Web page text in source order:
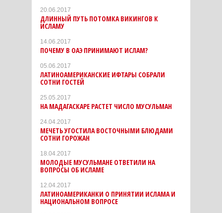
20.06.2017
ДЛИННЫЙ ПУТЬ ПОТОМКА ВИКИНГОВ К
ИСЛАМУ
14.06.2017
ПОЧЕМУ В ОАЭ ПРИНИМАЮТ ИСЛАМ?
05.06.2017
ЛАТИНОАМЕРИКАНСКИЕ ИФТАРЫ СОБРАЛИ
СОТНИ ГОСТЕЙ
25.05.2017
НА МАДАГАСКАРЕ РАСТЕТ ЧИСЛО МУСУЛЬМАН
24.04.2017
МЕЧЕТЬ УГОСТИЛА ВОСТОЧНЫМИ БЛЮДАМИ
СОТНИ ГОРОЖАН
18.04.2017
МОЛОДЫЕ МУСУЛЬМАНЕ ОТВЕТИЛИ НА
ВОПРОСЫ ОБ ИСЛАМЕ
12.04.2017
ЛАТИНОАМЕРИКАНКИ О ПРИНЯТИИ ИСЛАМА И
НАЦИОНАЛЬНОМ ВОПРОСЕ